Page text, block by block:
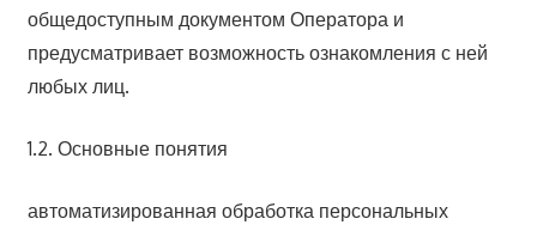
общедоступным документом Оператора и
предусматривает возможность ознакомления с ней
любых лиц.
1.2. Основные понятия
автоматизированная обработка персональных